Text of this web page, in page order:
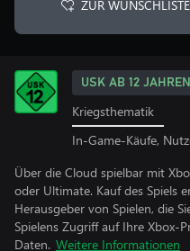
ZUR
USK AB 12 JAHREN
Kriegsthematik
In-Game-Käufe,
Über die Cloud spielbar mit
oder Ultimate. Kauf des Spiels
Herausgeber von Spielen, die
Spielens Zugriff auf Ihre Xbox-
Daten. Weitere Informationen